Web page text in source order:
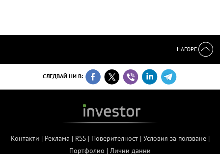
НАГОРЕ
СЛЕДВАЙ НИ В:
Контакти | Реклама | RSS| Поверителност| Условия за ползване|
Портфолио | Лични данни